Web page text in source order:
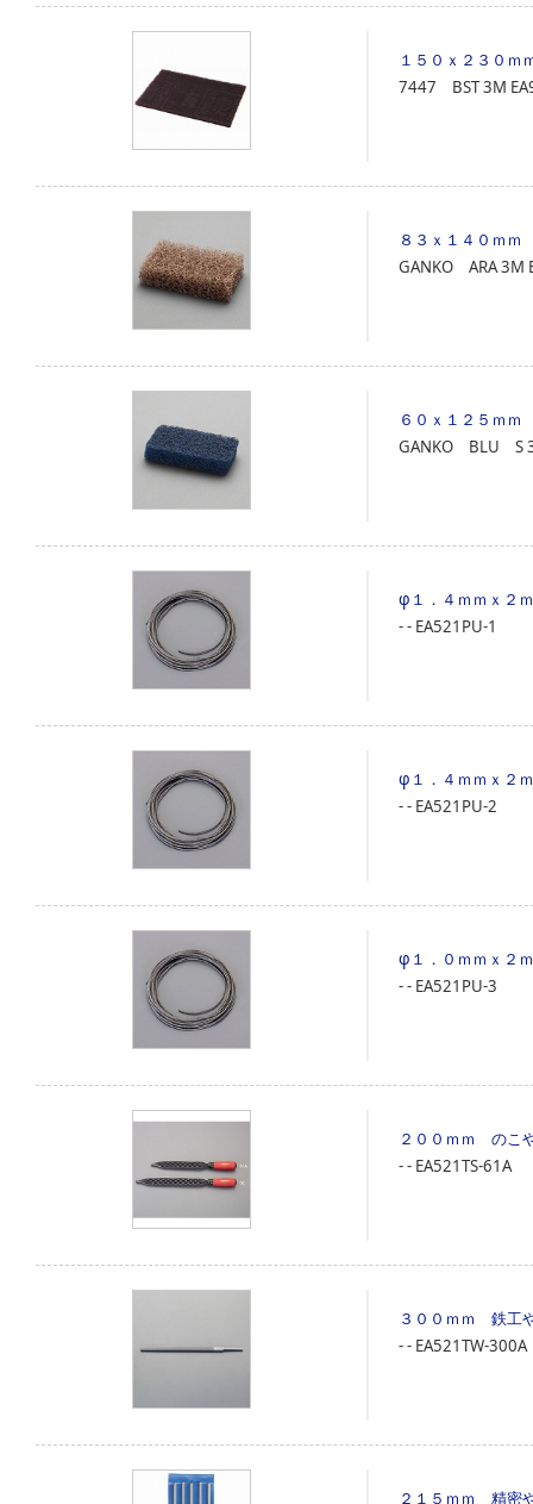
１５０ｘ２３０
7447 BST3M
８３ｘ１４０ｍ
GANKO ARA3M
６０ｘ１２５ｍ
GANKO BLU S
φ１．４ｍｍｘ２
‐‐ EA521PU-1
φ１．４ｍｍｘ２
‐‐ EA521PU-2
φ１．０ｍｍｘ２
‐‐ EA521PU-3
２００ｍｍ のこ
‐‐ EA521TS-61A
３００ｍｍ 鉄工
‐‐ EA521TW-300A
２１５ｍｍ 精密